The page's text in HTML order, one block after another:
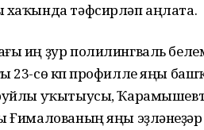
тәфсирләп аңлата.
иң ҙур полилингваль
23-сө күп профилле яңы
уҡытыусы,
яңы